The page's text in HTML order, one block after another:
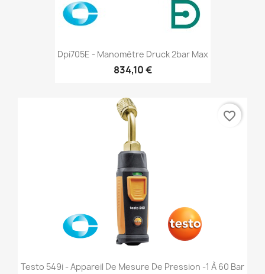
Dpi705E - Manomètre Druck 2bar Max
834,10 €
Testo 549i - Appareil De Mesure De Pression -1 À 60 Bar
favorite_border